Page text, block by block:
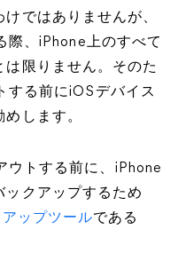
ではありませんが、
、iPhone上のすべて
限りません。そのた
する前にiOSデバイス
します。
ウトする前に、iPhone
クアップするため
ップツールである